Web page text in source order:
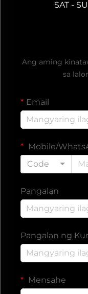
SAT -
Ang aming
sa
Email
Mobile/
Code
Pangalan
Pangalan ng
Mensahe